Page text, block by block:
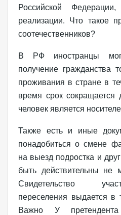
Российской
реализации. Что такое
соотечественников?
В РФ иностранцы
получение гражданства
проживания в стране в
время срок сокращается
человек является
Также есть и иные
понадобиться о смене
на выезд подростка и
быть действительны не
Свидетельство
переселения выдается в
Важно У